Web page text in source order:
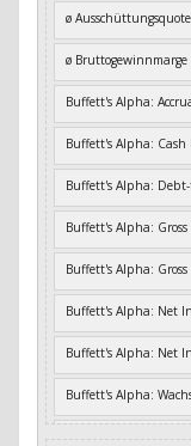
ø Ausschüttungsquote
ø Bruttogewinnmarge
Buffett's Alpha:
Buffett's Alpha: Cash
Buffett's Alpha: Debt-
Buffett's Alpha:
Buffett's Alpha: Gross
Buffett's Alpha: Net
Buffett's Alpha: Net
Buffett's Alpha:
Buffett's Alpha: